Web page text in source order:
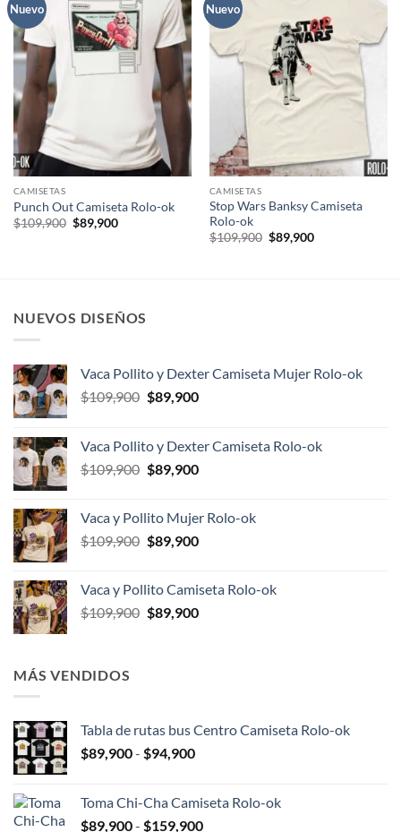
Nuevo
CAMISETAS
Punch Out Camiseta Rolo-ok
$109,900 El
precio
$89,900El
Nuevo
CAMISETAS
Stop Wars Banksy Camiseta
Rolo-ok
$109,900 El
precio
$89,900El
NUEVOS DISEÑOS
Vaca Pollito y Dexter Camiseta Mujer Rolo-ok
$109,900 El
era:
$109,900.
$89,900El
es:
$89,900.
Vaca Pollito y Dexter Camiseta Rolo-ok
$109,900 El
era:
$109,900.
$89,900El
es:
$89,900.
Vaca y Pollito Mujer Rolo-ok
$109,900 El
era:
$109,900.
$89,900El
es:
$89,900.
Vaca y Pollito Camiseta Rolo-ok
$109,900 El
$89,900El
MÁS VENDIDOS
Tabla de rutas bus Centro Camiseta Rolo-ok
$89,900- $94,900Rango
desde
$89,900
Toma Chi-Cha Camiseta Rolo-ok
$89,900- $159,900Rango